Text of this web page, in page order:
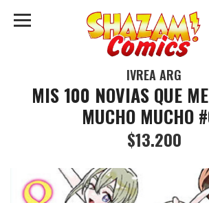
IVREA ARG
MIS 100 NOVIAS QUE
MUCHO MUCHO
$13.200